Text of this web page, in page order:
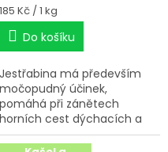
Měrná
cena:
185 Kč / 1 kg
Do košíku
Jestřabina má především
močopudný účinek,
pomáhá při zánětech
horních cest dýchacích a
zlepšuje vylučování žluče.
Snižuje hladinu cukru